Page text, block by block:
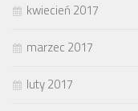
kwiecień 2017
marzec 2017
luty 2017